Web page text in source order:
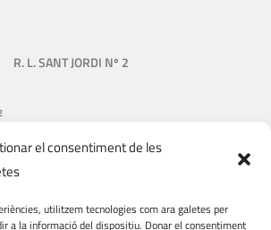
el consentiment de les
utilitzem tecnologies com ara galetes per
a la informació del dispositiu. Donar el consentiment
R. L. SANT JORDI Nº 2